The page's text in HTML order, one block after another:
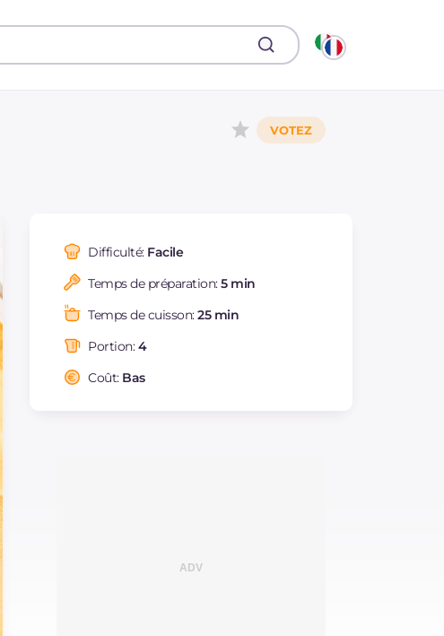
Difficulté: Facile
Temps de préparation:5 min
Temps de cuisson:25 min
Portion:4
Coût: Bas